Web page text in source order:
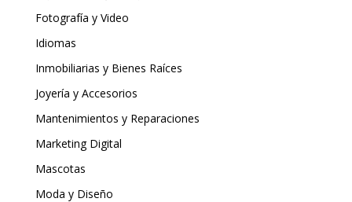
Fotografía y Video
Idiomas
Inmobiliarias y Bienes Raíces
Joyería y Accesorios
Mantenimientos y Reparaciones
Marketing Digital
Mascotas
Moda y Diseño